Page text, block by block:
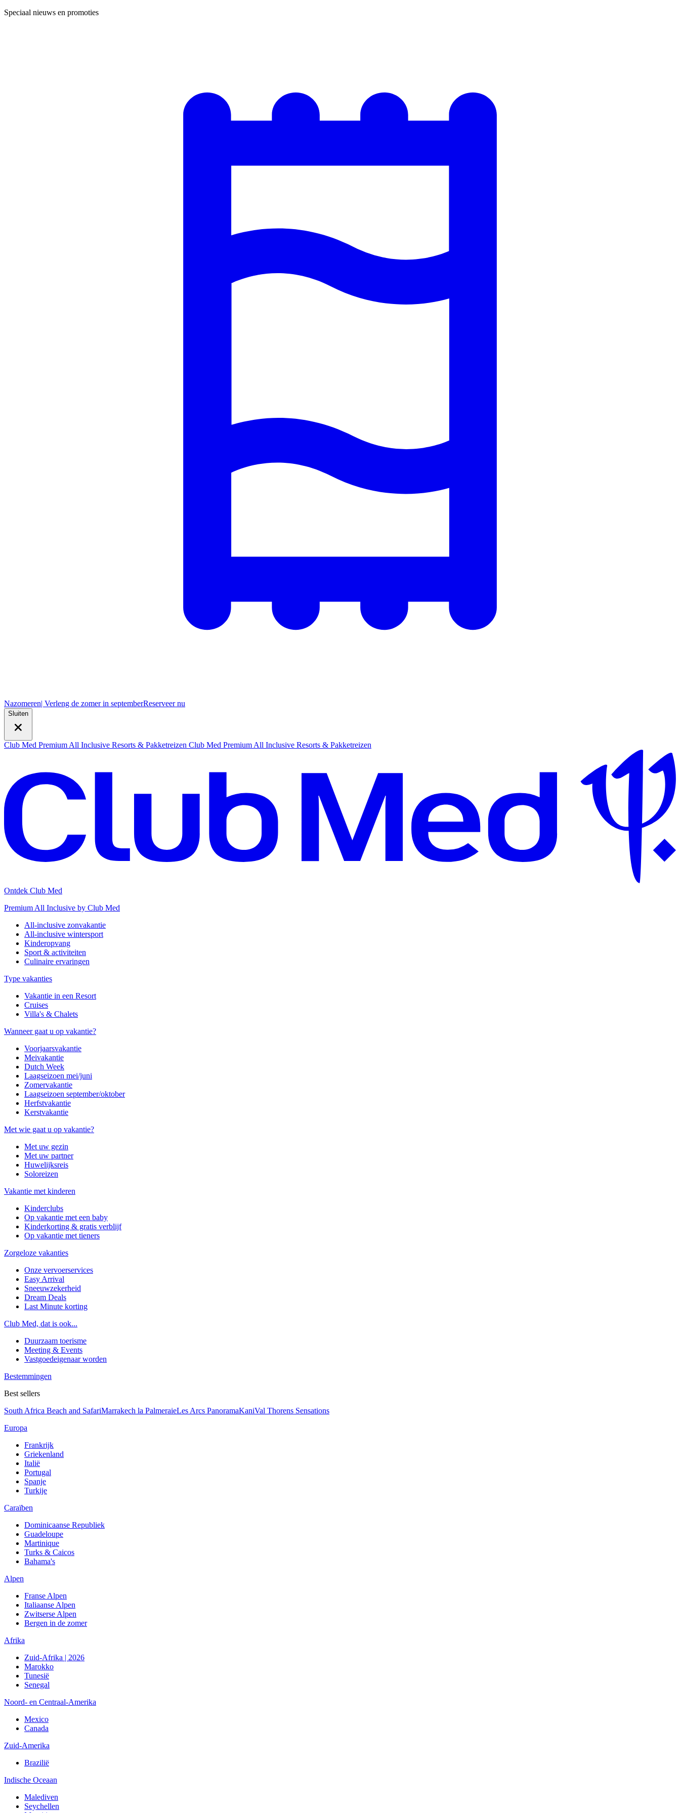
Speciaal nieuws en promoties
Nazomeren| Verleng de zomer in septemberReserveer nu
Sluiten
Club Med Premium All Inclusive Resorts & Pakketreizen Club Med Premium All Inclusive Resorts & Pakketreizen
Ontdek Club Med
Premium All Inclusive by Club Med
All-inclusive zonvakantie
All-inclusive wintersport
Kinderopvang
Sport & activiteiten
Culinaire ervaringen
Type vakanties
Vakantie in een Resort
Cruises
Villa's & Chalets
Wanneer gaat u op vakantie?
Voorjaarsvakantie
Meivakantie
Dutch Week
Laagseizoen mei/juni
Zomervakantie
Laagseizoen september/oktober
Herfstvakantie
Kerstvakantie
Met wie gaat u op vakantie?
Met uw gezin
Met uw partner
Huwelijksreis
Soloreizen
Vakantie met kinderen
Kinderclubs
Op vakantie met een baby
Kinderkorting & gratis verblijf
Op vakantie met tieners
Zorgeloze vakanties
Onze vervoerservices
Easy Arrival
Sneeuwzekerheid
Dream Deals
Last Minute korting
Club Med, dat is ook...
Duurzaam toerisme
Meeting & Events
Vastgoedeigenaar worden
Bestemmingen
Best sellers
South Africa Beach and SafariMarrakech la PalmeraieLes Arcs PanoramaKaniVal Thorens Sensations
Europa
Frankrijk
Griekenland
Italië
Portugal
Spanje
Turkije
Caraïben
Dominicaanse Republiek
Guadeloupe
Martinique
Turks & Caicos
Bahama's
Alpen
Franse Alpen
Italiaanse Alpen
Zwitserse Alpen
Bergen in de zomer
Afrika
Zuid-Afrika | 2026
Marokko
Tunesië
Senegal
Noord- en Centraal-Amerika
Mexico
Canada
Zuid-Amerika
Brazilië
Indische Oceaan
Malediven
Seychellen